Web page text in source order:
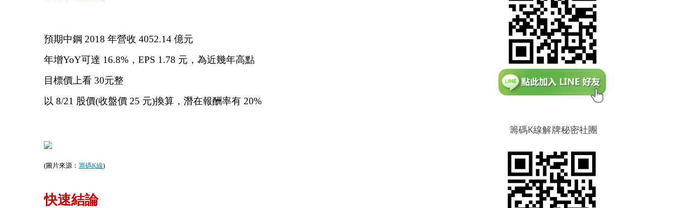
預期中鋼 2018 年營收 4052.14 億元
年增YoY可達 16.8%，EPS 1.78 元，為近幾年高點
目標價上看 30元整
以 8/21 股價(收盤價 25 元)換算，潛在報酬率有 20%
(圖片來源： 籌碼K線)
快速結論
籌碼K線解牌秘密社團